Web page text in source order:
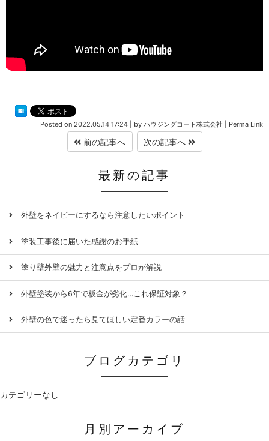
Posted on 2022.05.14 17:24 by ハウジングコート株式会社 Perma Link
前の記事へ 次の記事へ
最新の記事
外壁をネイビーにするなら注意したいポイント
塗装工事後に届いた感謝のお手紙
塗り壁外壁の魅力と注意点をプロが解説
外壁塗装から6年で板金が劣化…これ保証対象？
外壁の色で迷ったら見てほしい定番カラーの話
ブログカテゴリ
カテゴリーなし
月別アーカイブ